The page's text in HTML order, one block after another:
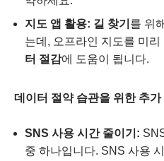
지도 앱 활용: 길 찾기 를 위해
는데, 오프라인 지도를 미
터 절감에 도움이 됩니다.
데이터 절약 습관을 위한 추가
SNS 사용 시간 줄이기:
중 하나입니다. SNS 사용